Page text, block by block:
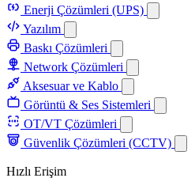
Enerji Çözümleri (UPS)
Yazılım
Baskı Çözümleri
Network Çözümleri
Aksesuar ve Kablo
Görüntü & Ses Sistemleri
OT/VT Çözümleri
Güvenlik Çözümleri (CCTV)
Hızlı Erişim